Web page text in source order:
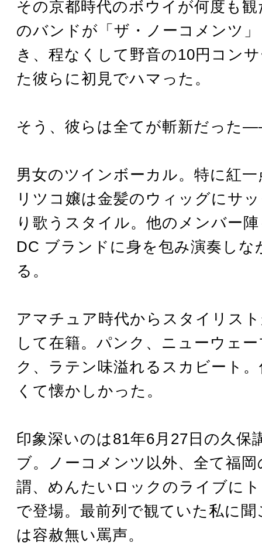
その京都時代のボウイが何度も
のバンドが「ザ・ノーコメンツ
き、程なくして野音の10円コン
た彼らに初見でハマった。
そう、彼らは全てが斬新だった
男女のツインボーカル。特に紅
リツコ嬢は金髪のウィッグにサ
り歌うスタイル。他のメンバー
DC ブランドに身を包み演奏しな
る。
アマチュア時代からスタイリス
して在籍。パンク、ニューウェ
ク、ラテン味溢れるスカビート
くて懐かしかった。
印象深いのは81年6月27日の久保
ブ。ノーコメンツ以外、全て福
謂、めんたいロックのライブに
で登場。最前列で観ていた私に
は容赦無い罵声。